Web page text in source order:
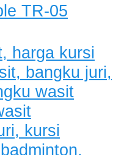
TR-05